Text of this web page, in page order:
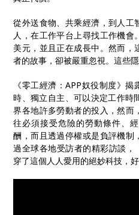
從外送食物、共乘經濟，到人工
人，在工作平台上尋找工作機
美元，並且正在成長中。然而，
者的故事，卻被嚴重忽視。這些
《零工經濟：APP奴役制度》
時、獨立自主、可以決定工作
界各地許多勞動者的投入，然而
往必須接受危險的勞動條件、
酬，而且透過停權或是負評機制
過全球各地受訪者的精彩訪談，
穿了這個人人愛用的絕妙科技，